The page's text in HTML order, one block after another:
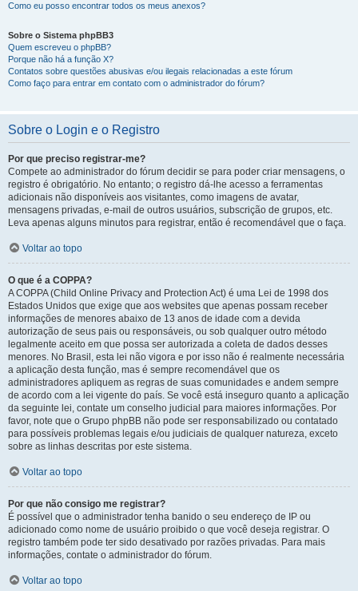
Como eu posso encontrar todos os meus anexos?
Sobre o Sistema phpBB3
Quem escreveu o phpBB?
Porque não há a função X?
Contatos sobre questões abusivas e/ou ilegais relacionadas a este fórum
Como faço para entrar em contato com o administrador do fórum?
Sobre o Login e o Registro
Por que preciso registrar-me?
Compete ao administrador do fórum decidir se para poder criar mensagens, o
registro é obrigatório. No entanto; o registro dá-lhe acesso a ferramentas
adicionais não disponíveis aos visitantes, como imagens de avatar,
mensagens privadas, e-mail de outros usuários, subscrição de grupos, etc.
Leva apenas alguns minutos para registrar, então é recomendável que o faça.
Voltar ao topo
O que é a COPPA?
A COPPA (Child Online Privacy and Protection Act) é uma Lei de 1998 dos
Estados Unidos que exige que aos websites que apenas possam receber
informações de menores abaixo de 13 anos de idade com a devida
autorização de seus pais ou responsáveis, ou sob qualquer outro método
legalmente aceito em que possa ser autorizada a coleta de dados desses
menores. No Brasil, esta lei não vigora e por isso não é realmente necessária
a aplicação desta função, mas é sempre recomendável que os
administradores apliquem as regras de suas comunidades e andem sempre
de acordo com a lei vigente do país. Se você está inseguro quanto a aplicação
da seguinte lei, contate um conselho judicial para maiores informações. Por
favor, note que o Grupo phpBB não pode ser responsabilizado ou contatado
para possíveis problemas legais e/ou judiciais de qualquer natureza, exceto
sobre as linhas descritas por este sistema.
Voltar ao topo
Por que não consigo me registrar?
É possível que o administrador tenha banido o seu endereço de IP ou
adicionado como nome de usuário proibido o que você deseja registrar. O
registro também pode ter sido desativado por razões privadas. Para mais
informações, contate o administrador do fórum.
Voltar ao topo